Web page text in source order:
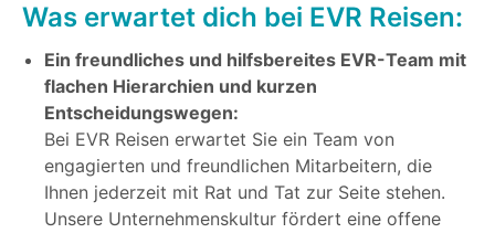
Was erwartet dich bei EVR Reisen:
Ein freundliches und hilfsbereites EVR-Team mit
flachen Hierarchien und kurzen
Entscheidungswegen:
Bei EVR Reisen erwartet Sie ein Team von
engagierten und freundlichen Mitarbeitern, die
Ihnen jederzeit mit Rat und Tat zur Seite stehen.
Unsere Unternehmenskultur fördert eine offene